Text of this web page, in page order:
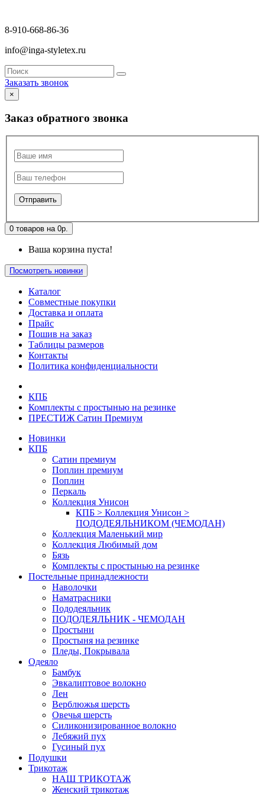
8-910-668-86-36
info@inga-styletex.ru
Заказать звонок
×
Заказ обратного звонка
0 товаров на 0р.
Ваша корзина пуста!
Посмотреть новинки
Каталог
Совместные покупки
Доставка и оплата
Прайс
Пошив на заказ
Таблицы размеров
Контакты
Политика конфиденциальности
КПБ
Комплекты с простынью на резинке
ПРЕСТИЖ Сатин Премиум
Новинки
КПБ
Сатин премиум
Поплин премиум
Поплин
Перкаль
Коллекция Унисон
КПБ > Коллекция Унисон >
ПОДОДЕЯЛЬНИКОМ (ЧЕМОДАН)
Коллекция Маленький мир
Коллекция Любимый дом
Бязь
Комплекты с простынью на резинке
Постельные принадлежности
Наволочки
Наматрасники
Пододеяльник
ПОДОДЕЯЛЬНИК - ЧЕМОДАН
Простыни
Простыня на резинке
Пледы, Покрывала
Одеяло
Бамбук
Эвкалиптовое волокно
Лен
Верблюжья шерсть
Овечья шерсть
Силиконизированное волокно
Лебяжий пух
Гусиный пух
Подушки
Трикотаж
НАШ ТРИКОТАЖ
Женский трикотаж